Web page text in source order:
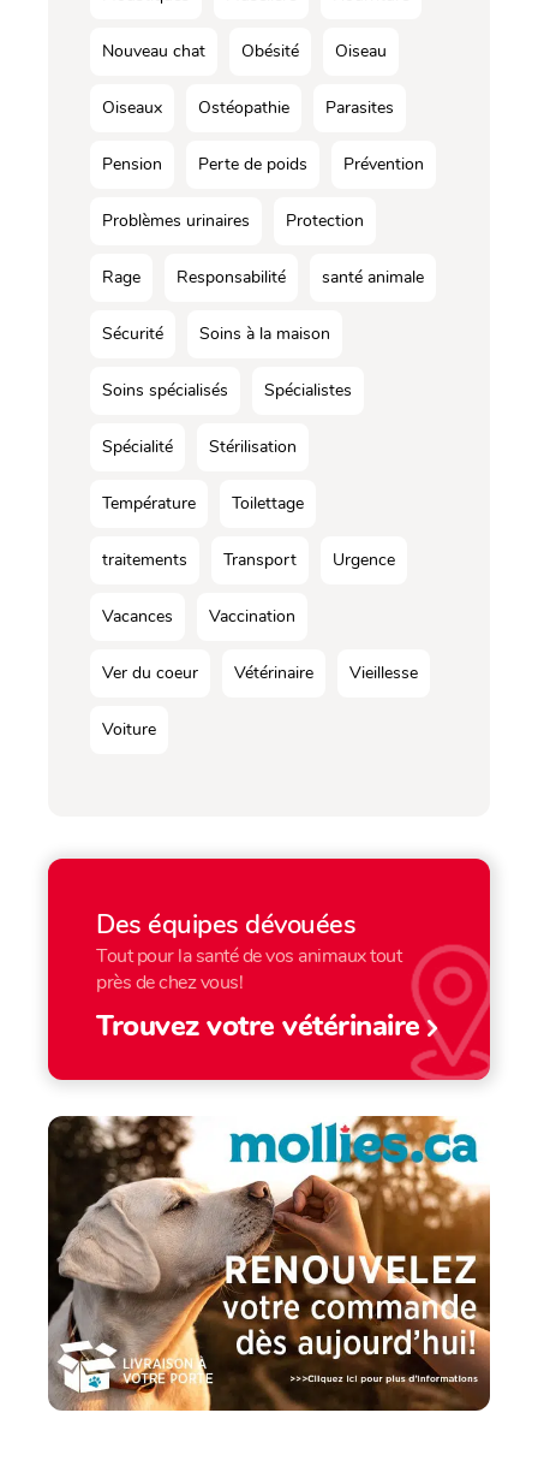
Nouveau chat Obésité Oiseau
Oiseaux Ostéopathie Parasites
Pension Perte de poids Prévention
Problèmes urinaires Protection
Rage Responsabilité santé animale
Sécurité Soins à la maison
Soins spécialisés Spécialistes
Spécialité Stérilisation
Température Toilettage
traitements Transport Urgence
Vacances Vaccination
Ver du coeur Vétérinaire Vieillesse
Voiture
Des équipes dévouées
Tout pour la santé de vos animaux tout
près de chez vous!
Trouvez votre vétérinaire